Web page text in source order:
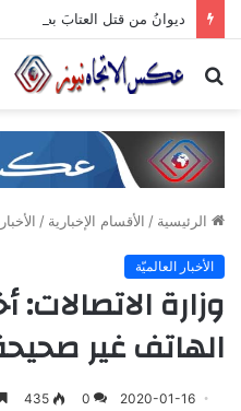
ديوانُ من قتل العتابَ بصمته..
بحث
الرئيسية / الأقسام الإخبارية /
الأخبار العالميّة
وزارة الاتصالات:
الهاتف غير
2020-01-16
0
435